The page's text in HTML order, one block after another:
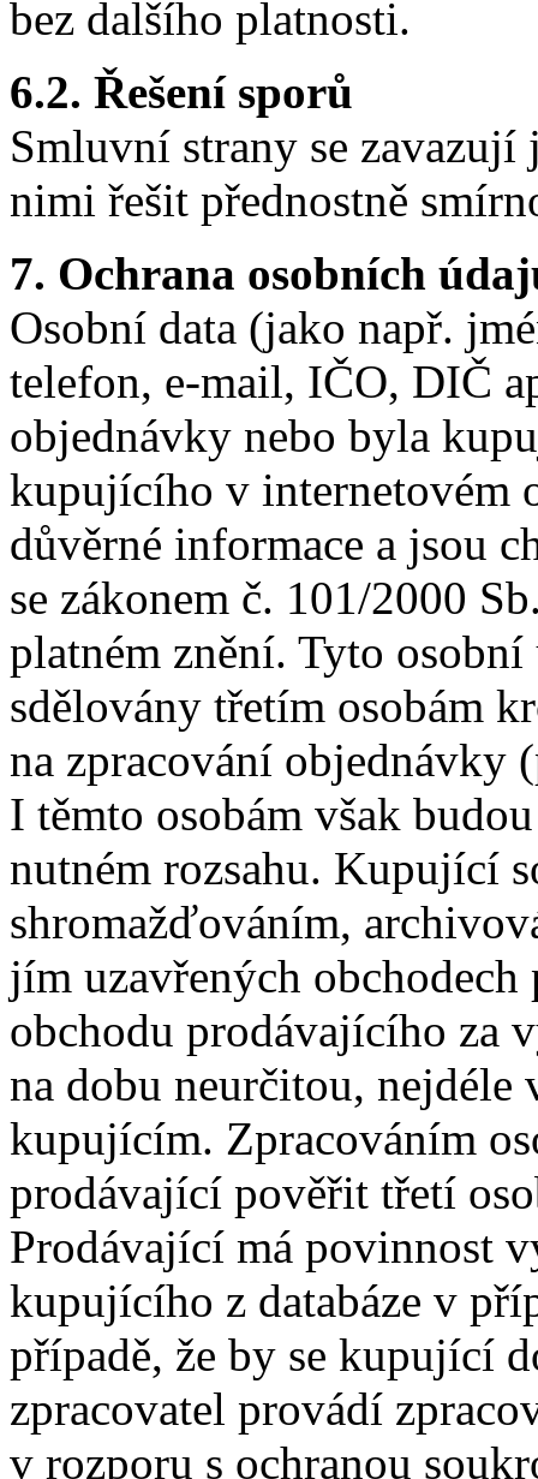
bez dalšího platnosti.
6.2. Řešení sporů
Smluvní strany se
nimi řešit přednostně
7. Ochrana osobních
Osobní data (jako např.
telefon, e-mail, IČO, DIČ
objednávky nebo byla
kupujícího v internetovém
důvěrné informace a jsou
se zákonem č. 101/2000
platném znění. Tyto
sdělovány třetím osobám
na zpracování objednávky
I těmto osobám však
nutném rozsahu. Kupující
shromažďováním,
jím uzavřených
obchodu prodávajícího za
na dobu neurčitou, nejdéle
kupujícím. Zpracováním
prodávající pověřit třetí
Prodávající má povinnost
kupujícího z databáze v
případě, že by se kupující
zpracovatel provádí
v rozporu s ochranou